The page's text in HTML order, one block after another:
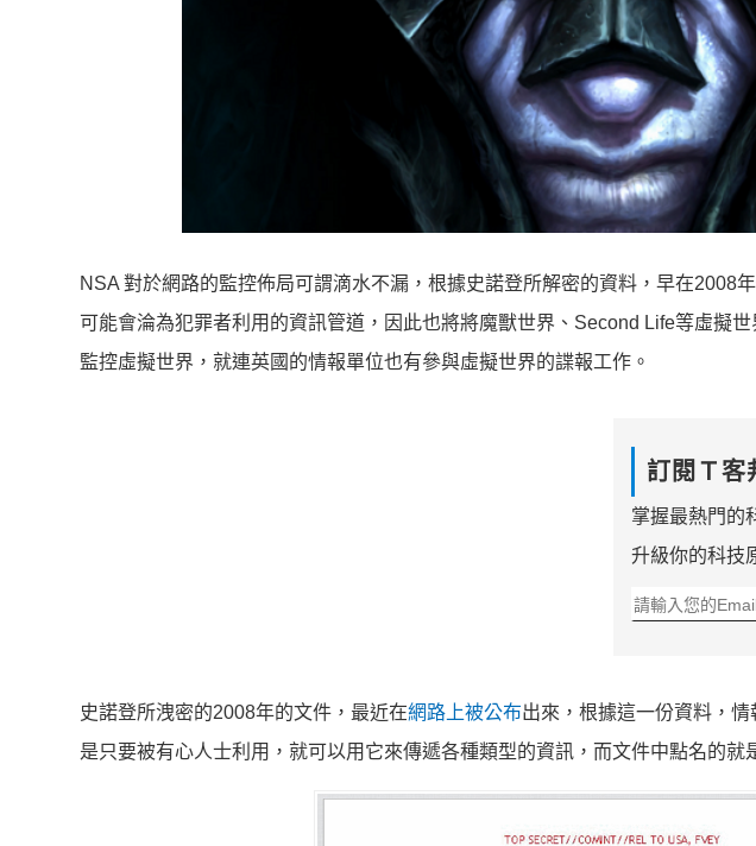
NSA 對於網路的監控佈局可謂滴水不漏，根據史諾登所解密的資料，早在2008
可能會淪為犯罪者利用的資訊管道，因此也將將魔獸世界、Second Life等虛擬
監控虛擬世界，就連英國的情報單位也有參與虛擬世界的諜報工作。
訂閱Ｔ客
掌握最熱門的
升級你的科技
史諾登所洩密的2008年的文件，最近在網路上被公布出來，根據這一份資料，
是只要被有心人士利用，就可以用它來傳遞各種類型的資訊，而文件中點名的就